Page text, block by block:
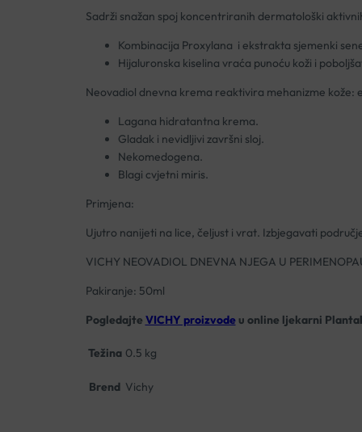
Sadrži snažan spoj koncentriranih dermatološki
Kombinacija Proxylana i ekstrakta sjemenki
Hijaluronska kiselina vraća punoću koži i
Neovadiol dnevna krema reaktivira mehanizme kože:
Lagana hidratantna krema.
Gladak i nevidljivi završni sloj.
Nekomedogena.
Blagi cvjetni miris.
Primjena:
Ujutro nanijeti na lice, čeljust i vrat. Izbjegavati
VICHY NEOVADIOL DNEVNA NJEGA U
Pakiranje: 50ml
Pogledajte VICHY proizvodeu online ljekarni
Težina 0.5 kg
Brend Vichy